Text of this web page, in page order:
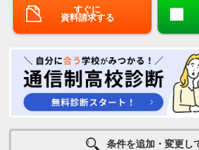
すぐに
資料請求する
条件を追加・変更し